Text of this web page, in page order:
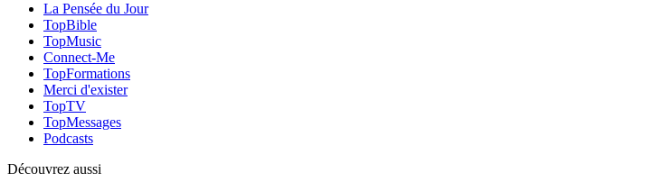
La Pensée du Jour
TopBible
TopMusic
Connect-Me
TopFormations
Merci d'exister
TopTV
TopMessages
Podcasts
Découvrez aussi